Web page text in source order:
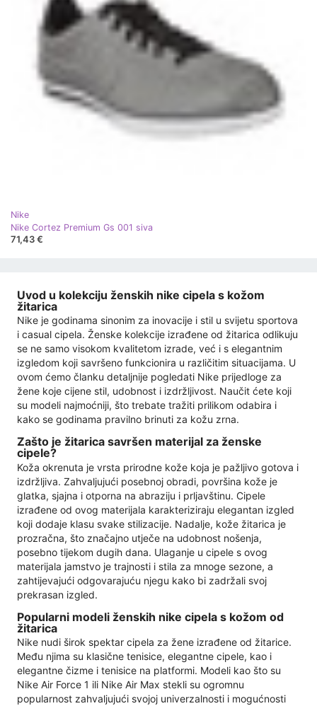
Nike
Nike Cortez Premium Gs 001 siva
71,43 €
Uvod u kolekciju ženskih nike cipela s kožom
žitarica
Nike je godinama sinonim za inovacije i stil u svijetu sportova
i casual cipela. Ženske kolekcije izrađene od žitarica odlikuju
se ne samo visokom kvalitetom izrade, već i s elegantnim
izgledom koji savršeno funkcionira u različitim situacijama. U
ovom ćemo članku detaljnije pogledati Nike prijedloge za
žene koje cijene stil, udobnost i izdržljivost. Naučit ćete koji
su modeli najmoćniji, što trebate tražiti prilikom odabira i
kako se godinama pravilno brinuti za kožu zrna.
Zašto je žitarica savršen materijal za ženske
cipele?
Koža okrenuta je vrsta prirodne kože koja je pažljivo gotova i
izdržljiva. Zahvaljujući posebnoj obradi, površina kože je
glatka, sjajna i otporna na abraziju i prljavštinu. Cipele
izrađene od ovog materijala karakteriziraju elegantan izgled
koji dodaje klasu svake stilizacije. Nadalje, kože žitarica je
prozračna, što značajno utječe na udobnost nošenja,
posebno tijekom dugih dana. Ulaganje u cipele s ovog
materijala jamstvo je trajnosti i stila za mnoge sezone, a
zahtijevajući odgovarajuću njegu kako bi zadržali svoj
prekrasan izgled.
Popularni modeli ženskih nike cipela s kožom od
žitarica
Nike nudi širok spektar cipela za žene izrađene od žitarice.
Među njima su klasične tenisice, elegantne cipele, kao i
elegantne čizme i tenisice na platformi. Modeli kao što su
Nike Air Force 1 ili Nike Air Max stekli su ogromnu
popularnost zahvaljujući svojoj univerzalnosti i mogućnosti